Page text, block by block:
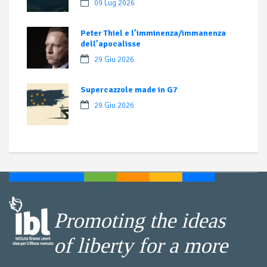
09 Lug 2026
Peter Thiel e l’imminenza/immanenza
dell’apocalisse
29 Giu 2026
Supercazzole made in G7
29 Giu 2026
Promoting the ideas
of liberty for a more